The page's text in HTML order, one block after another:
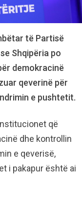
të Partisë
Shqipëria po
demokracinë
qeverinë për
e pushtetit.
që
dhe kontrollin
e qeverisë,
i pakapur është ai